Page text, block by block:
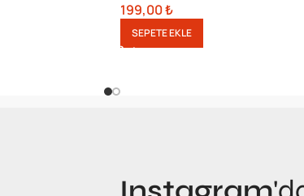
199,00₺
SEPETE EKLE